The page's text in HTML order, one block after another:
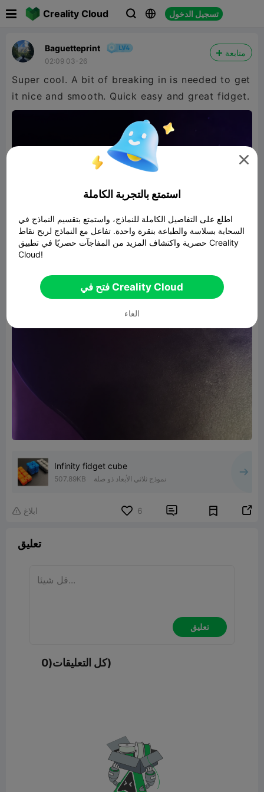
Creality Cloud   تسجيل الدخول
Baguetteprint
02:09 03-26
متابعة
Super cool. A bit of breaking in is needed to get
it nice and smooth. Quick easy and great fidget.
Infinity fidget cube
507.89KB نموذج ثلاثي الأبعاد ذو صلة
 ابلاغ 6  
تعليق
تعليق
كل التعليقات(0)

استمتع بالتجربة الكاملة
اطلع على التفاصيل الكاملة للنماذج، واستمتع بتقسيم النماذج في
السحابة بسلاسة والطباعة بنقرة واحدة. تفاعل مع النماذج لربح نقاط
حصرية واكتشاف المزيد من المفاجآت حصريًا في تطبيق Creality
Cloud!
فتح في Creality Cloud
الغاء